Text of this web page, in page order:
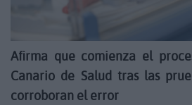
Afirma que comienza el
Canario de Salud tras las
corroboran el error